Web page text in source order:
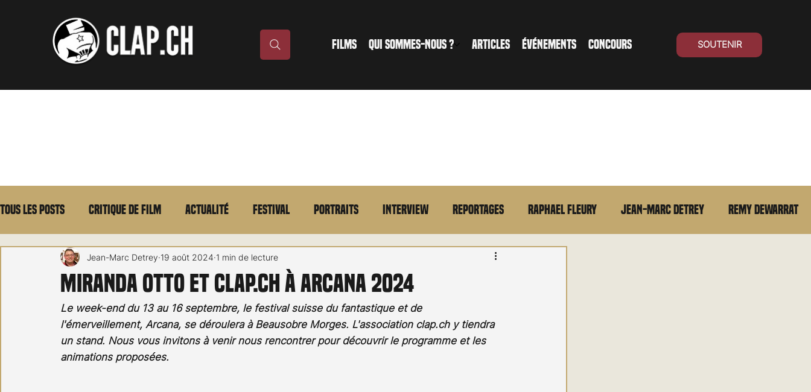
FILMS QUI SOMMES-NOUS ? ARTICLES ÉVÉNEMENTS CONCOURS SOUTENIR
Tous les posts Critique de film Actualité Festival Portraits Interview Reportages Raphael Fleury Jean-Marc Detrey Remy Dewarrat
Max Borg Laurent Scherlen Memento En bref
Carnet noir Open Air Série TV Stéfanie Rossier Streaming Stefanie Rossier
Miranda Otto et Clap.ch à ARCANA 2024
Jean-Marc Detrey 19 août 2024 1 min de lecture
Le week-end du 13 au 16 septembre, le festival suisse du fantastique et de
l'émerveillement, Arcana, se déroulera à Beausobre Morges. L'association clap.ch y tiendra
un stand. Nous vous invitons à venir nous rencontrer pour découvrir le programme et les
animations proposées.